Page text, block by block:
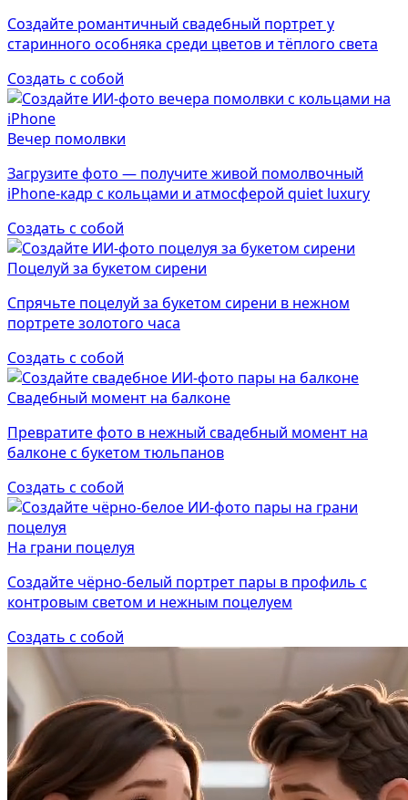
Создайте романтичный свадебный портрет у
старинного особняка среди цветов и тёплого света
Создать с собой
Вечер помолвки
Загрузите фото — получите живой помолвочный
iPhone-кадр с кольцами и атмосферой quiet luxury
Создать с собой
Поцелуй за букетом сирени
Спрячьте поцелуй за букетом сирени в нежном
портрете золотого часа
Создать с собой
Свадебный момент на балконе
Превратите фото в нежный свадебный момент на
балконе с букетом тюльпанов
Создать с собой
На грани поцелуя
Создайте чёрно-белый портрет пары в профиль с
контровым светом и нежным поцелуем
Создать с собой